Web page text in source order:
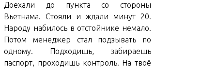
Доехали до пункта со стороны
Вьетнама. Стояли и ждали минут 20.
Народу набилось в отстойнике немало.
Потом менеджер стал подзывать по
одному. Подходишь, забираешь
паспорт, проходишь контроль. На твоё